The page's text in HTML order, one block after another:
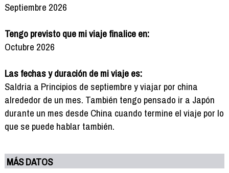
Septiembre 2026
Tengo previsto que mi viaje finalice en:
Octubre 2026
Las fechas y duración de mi viaje es:
Saldria a Principios de septiembre y viajar por china
alrededor de un mes. También tengo pensado ir a Japón
durante un mes desde China cuando termine el viaje por lo
que se puede hablar también.
MÁS DATOS